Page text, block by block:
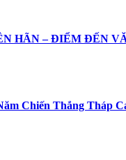
HÃN – ĐIỂM ĐẾN
Chiến Thắng Tháp